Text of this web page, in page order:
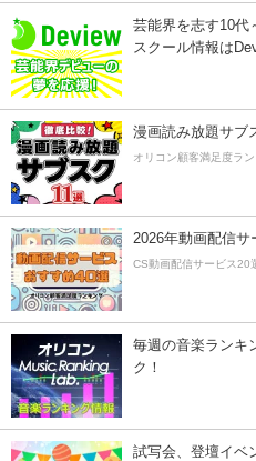
芸能界を志す10代
スクール情報は
漫画読み放題サブ
オリコン顧客満足度ラ
2026年動画配信サ
CS動画配信サービス20
毎週の音楽ランキ
ク！
試写会、登壇イベ